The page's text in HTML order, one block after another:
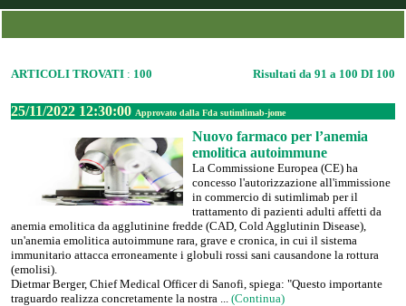
ARTICOLI TROVATI : 100 Risultati da 91 a 100 DI 100
25/11/2022 12:30:00 Approvato dalla Fda sutimlimab-jome
Nuovo farmaco per l’anemia
emolitica autoimmune
La Commissione Europea (CE) ha
concesso l'autorizzazione all'immissione
in commercio di sutimlimab per il
trattamento di pazienti adulti affetti da
anemia emolitica da agglutinine fredde (CAD, Cold Agglutinin Disease),
un'anemia emolitica autoimmune rara, grave e cronica, in cui il sistema
immunitario attacca erroneamente i globuli rossi sani causandone la rottura
(emolisi).
Dietmar Berger, Chief Medical Officer di Sanofi, spiega: "Questo importante
traguardo realizza concretamente la nostra ... (Continua)